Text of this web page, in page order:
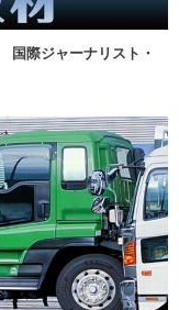
国際ジャーナリスト・